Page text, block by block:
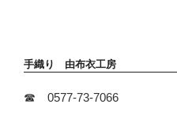
手織り 由布衣工房
☎ 0577-73-7066